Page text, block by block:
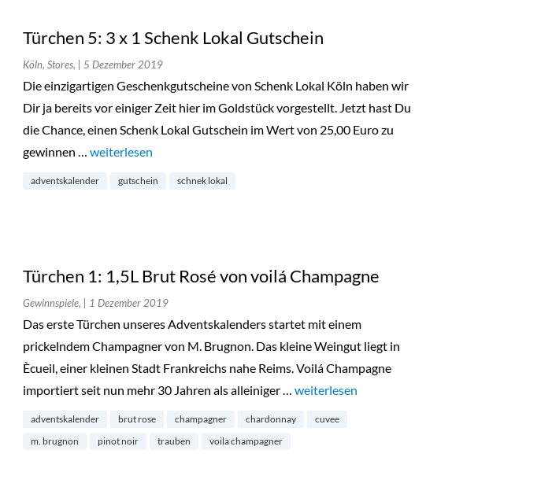
Türchen 5: 3 x 1 Schenk Lokal Gutschein
Köln, Stores, | 5 Dezember 2019
Die einzigartigen Geschenkgutscheine von Schenk Lokal Köln haben wir
Dir ja bereits vor einiger Zeit hier im Goldstück vorgestellt. Jetzt hast Du
die Chance, einen Schenk Lokal Gutschein im Wert von 25,00 Euro zu
gewinnen … „Türchen 5: 3 x 1 Schenk Lokal Gutschein“
weiterlesen
adventskalender gutschein schnek lokal
Türchen 1: 1,5L Brut Rosé von voilá Champagne
Gewinnspiele, | 1 Dezember 2019
Das erste Türchen unseres Adventskalenders startet mit einem
prickelndem Champagner von M. Brugnon. Das kleine Weingut liegt in
Ècueil, einer kleinen Stadt Frankreichs nahe Reims. Voilá Champagne
importiert seit nun mehr 30 Jahren als alleiniger … „Türchen 1: 1,5L Brut Rosé von voilá
weiterlesen
adventskalender brut rose champagner chardonnay
cuvee
m. brugnon
pinot noir trauben voila champagner